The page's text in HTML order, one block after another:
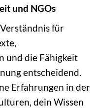
und NGOs
für
und die Fähigkeit
entscheidend.
Erfahrungen in der
dein Wissen